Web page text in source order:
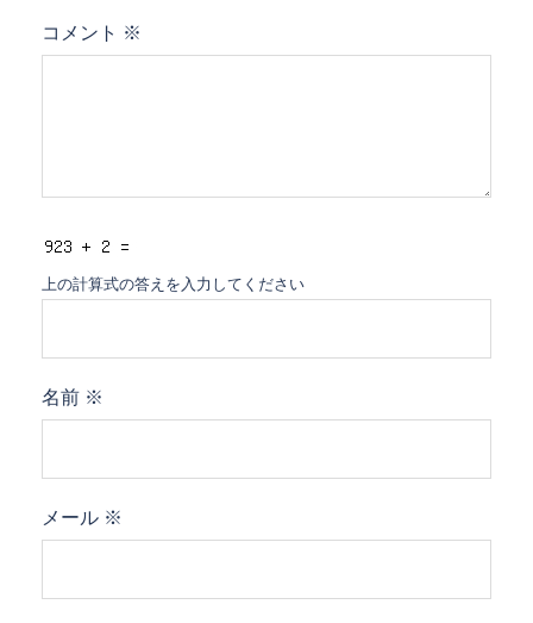
コメント ※
上の計算式の答えを入力してください
名前 ※
メール ※